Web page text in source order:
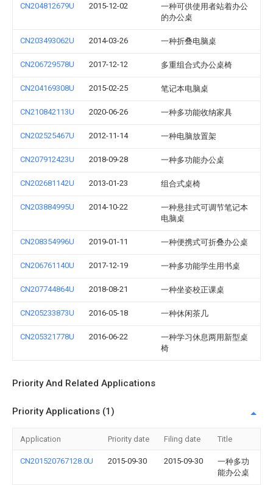
CN204812679U 2015-12-02
一种可供使用者站着办公
的办公桌
CN203493062U 2014-03-26 一种折叠电脑桌
CN206729578U 2017-12-12 多重组合式办公桌椅
CN204169308U 2015-02-25 笔记本电脑桌
CN210842113U 2020-06-26 一种多功能收纳家具
CN202525467U 2012-11-14 一种电脑放置架
CN207912423U 2018-09-28 一种多功能办公桌
CN202681142U 2013-01-23 组合式桌椅
CN203884995U 2014-10-22
一种悬挂式可调节笔记本
电脑桌
CN208354996U 2019-01-11 一种便携式可折叠办公桌
CN206761140U 2017-12-19 一种多功能学生用书桌
CN207744864U 2018-08-21 一种坐姿校正课桌
CN205233873U 2016-05-18 一种休闲茶几
CN205321778U 2016-06-22
一种学习休息两用新型桌
椅
Priority And Related Applications
Priority Applications (1)
Application Priority date Filing date Title
CN201520767128.0U 2015-09-30 2015-09-30
一种多功
能办公桌